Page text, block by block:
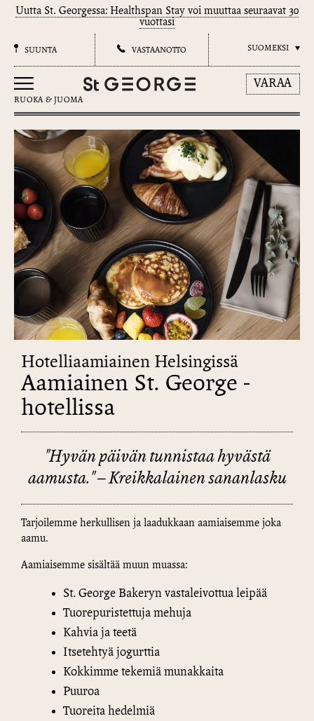
Uutta St. Georgessa: Healthspan Stay voi muuttaa seuraavat 30
vuottasi
SUUNTA VASTAANOTTO SUOMEKSI
RUOKA & JUOMA
VARAA
Hotelliaamiainen Helsingissä
Aamiainen St. George -
hotellissa
"Hyvän päivän tunnistaa hyvästä
aamusta." – Kreikkalainen sananlasku
Tarjoilemme herkullisen ja laadukkaan aamiaisemme joka
aamu.
Aamiaisemme sisältää muun muassa:
St. George Bakeryn vastaleivottua leipää
Tuorepuristettuja mehuja
Kahvia ja teetä
Itsetehtyä jogurttia
Kokkimme tekemiä munakkaita
Puuroa
Tuoreita hedelmiä